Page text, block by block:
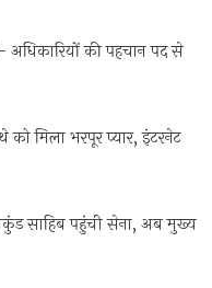
अधिकारियों की पहचान पद से
मिला भरपूर प्यार, इंटरनेट
साहिब पहुंची सेना, अब मुख्य